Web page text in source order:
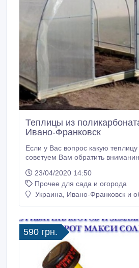
Теплицы из
Ивано-Франковск
Если у Вас вопрос какую теплицу
советуем Вам обратить вниманиние на
это сейчас лучшее решение, которое предлагается
на рынке теплиц. Теплицы из
арочные, размеры 3*4, 3*6, 3*8, 3*10 и т.д. Выcота 2
23/04/2020 14:50
Прочее для сада и огорода
Украина, Ивано-Франковск и
590 грн.